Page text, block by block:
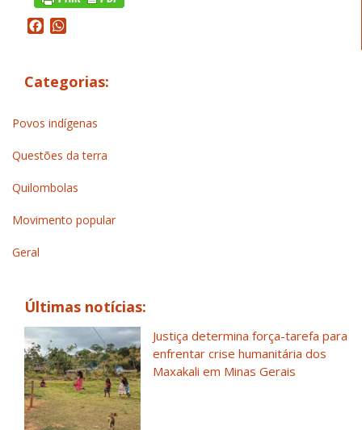
Facebook
Categorias:
Povos indígenas
Questões da terra
Quilombolas
Movimento popular
Geral
Últimas notícias:
Justiça determina força-tarefa para
enfrentar crise humanitária dos
Maxakali em Minas Gerais